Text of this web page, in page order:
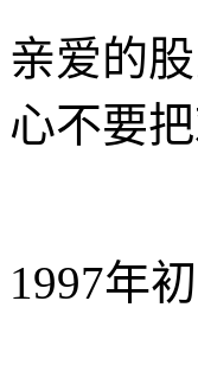
亲爱的
心不要
1997年初